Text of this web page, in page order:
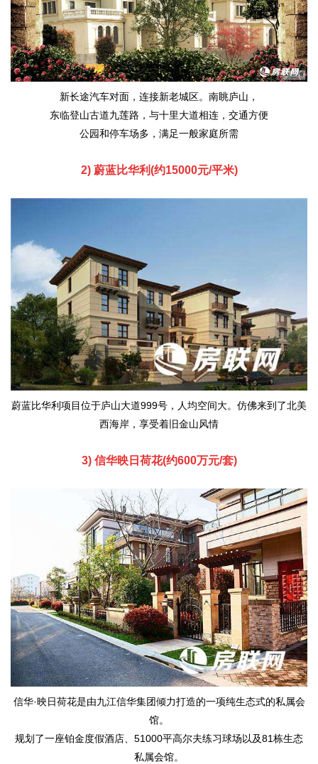
新长途汽车对面，连接新老城区。南眺庐山，
东临登山古道九莲路，与十里大道相连，交通方便
公园和停车场多，满足一般家庭所需
2) 蔚蓝比华利(约15000元/平米)
蔚蓝比华利项目位于庐山大道999号，人均空间大。仿佛来到了北美
西海岸，享受着旧金山风情
3) 信华映日荷花(约600万元/套)
信华·映日荷花是由九江信华集团倾力打造的一项纯生态式的私属会
馆。
规划了一座铂金度假酒店、51000平高尔夫练习球场以及81栋生态
私属会馆。